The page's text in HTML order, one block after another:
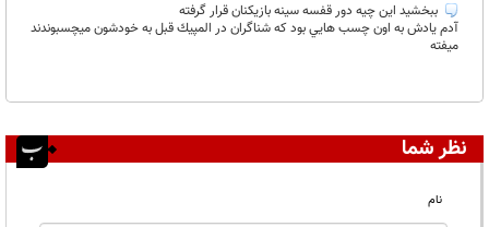
ببخشيد اين چيه دور قفسه سينه بازيكنان قرار گرفته
آدم يادش به اون چسب هايي بود كه شناگران در المپيك قبل به خودشون ميچسبوندند
ميفته
نظر شما
نام